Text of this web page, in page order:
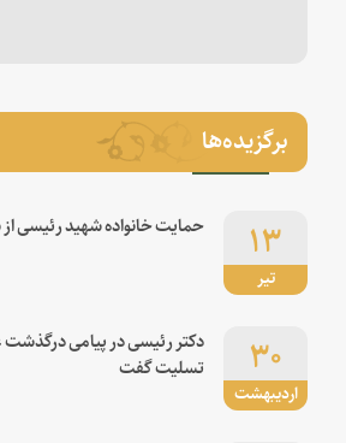
برگزیده‌ها
تیر
۱۳ حمایت خانواده شهید رئیسی
اردیبهشت
۳۰
دکتر رئیسی در پیامی درگذشت
تسلیت گفت